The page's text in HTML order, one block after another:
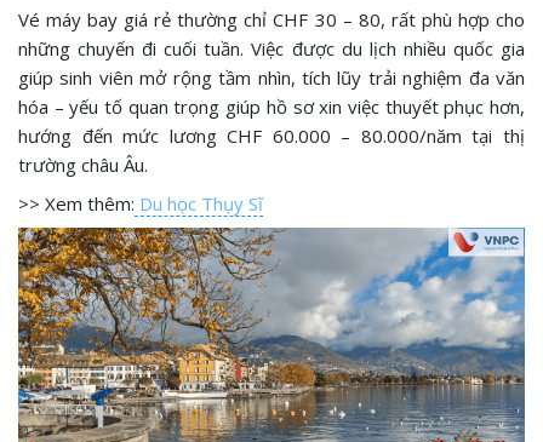
Vé máy bay giá rẻ thường chỉ CHF 30 – 80, rất phù hợp cho
những chuyến đi cuối tuần. Việc được du lịch nhiều quốc gia
giúp sinh viên mở rộng tầm nhìn, tích lũy trải nghiệm đa văn
hóa – yếu tố quan trọng giúp hồ sơ xin việc thuyết phục hơn,
hướng đến mức lương CHF 60.000 – 80.000/năm tại thị
trường châu Âu.
>> Xem thêm: Du học Thụy Sĩ